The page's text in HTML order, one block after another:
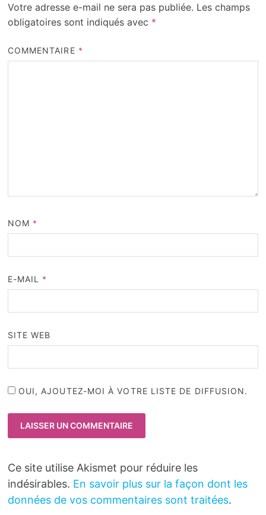
Votre adresse e-mail ne sera pas publiée. Les champs
obligatoires sont indiqués avec *
COMMENTAIRE *
NOM *
E-MAIL *
SITE WEB
OUI, AJOUTEZ-MOI À VOTRE LISTE DE DIFFUSION.
Ce site utilise Akismet pour réduire les
indésirables. En savoir plus sur la façon dont les
données de vos commentaires sont traitées.